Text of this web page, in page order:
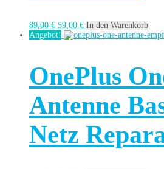
89,00€ 59,00 € In den Warenkorb
Angebot!
OnePlus
Antenne
Netz